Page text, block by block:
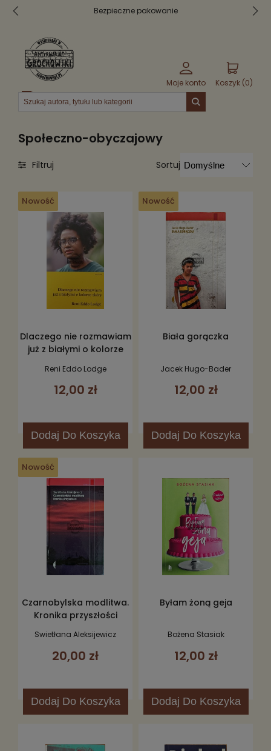
Bezpieczne pakowanie
Moje konto Koszyk (0)
Menu
Społeczno-obyczajowy
Sortuj
Filtruj
Dlaczego nie rozmawiam
już z białymi o kolorze
Reni Eddo Lodge
12,00 zł
Dodaj Do Koszyka
Nowość
Biała gorączka
Jacek Hugo-Bader
12,00 zł
Dodaj Do Koszyka
Nowość
Czarnobylska modlitwa.
Kronika przyszłości
Swietłana Aleksijewicz
20,00 zł
Dodaj Do Koszyka
Nowość
Byłam żoną geja
Bożena Stasiak
12,00 zł
Dodaj Do Koszyka